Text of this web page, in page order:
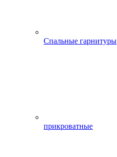
Спальные гарнитуры
прикроватные